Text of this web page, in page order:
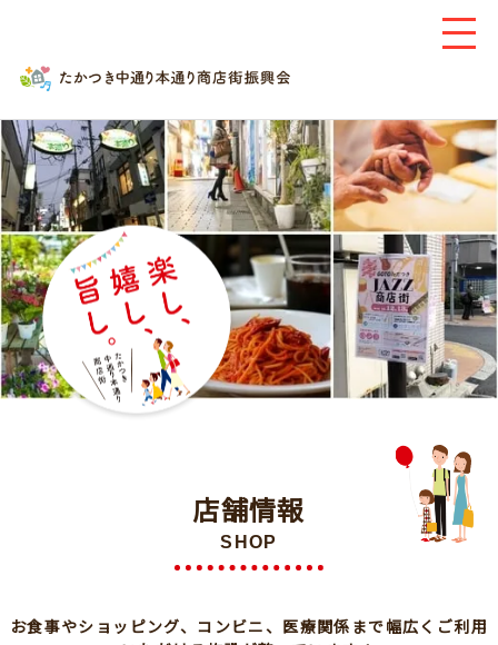
店舗情報
SHOP
お食事やショッピング、コンビニ、医療関係まで幅広くご利用